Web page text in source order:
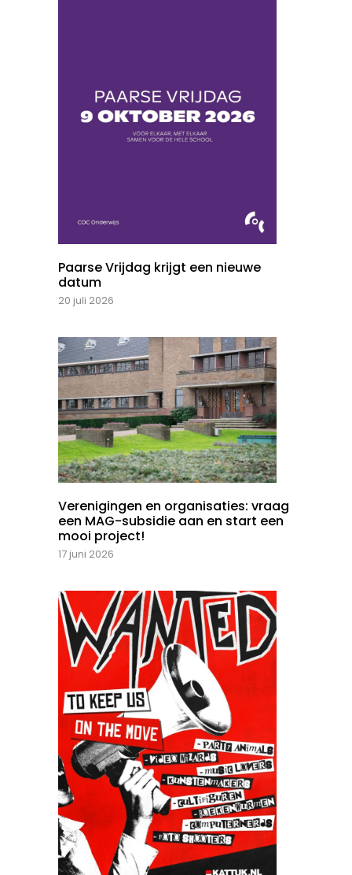
Paarse Vrijdag krijgt een nieuwe
datum
20 juli 2026
Verenigingen en organisaties: vraag
een MAG-subsidie aan en start een
mooi project!
17 juni 2026